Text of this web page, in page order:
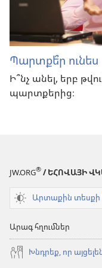
Պարտքե՞ր ունես
Ի՞նչ անել, երբ
պարտքերից։
JW.ORG® / ԵՀՈՎԱՅԻ
Արտաքին տեսքի
Արագ հղումներ
Խնդրեք, որ